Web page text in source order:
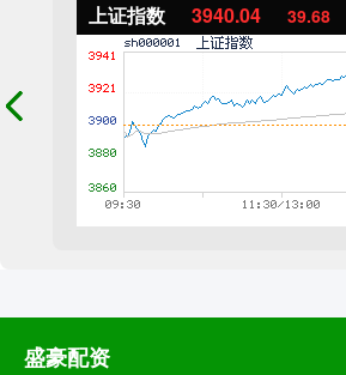
上证指数 3940.04 39.68
盛豪配资